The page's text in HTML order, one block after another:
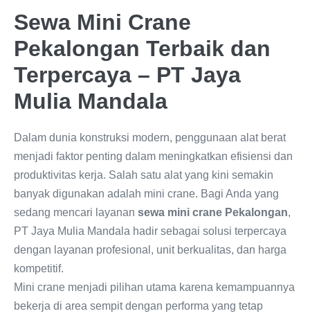
Sewa Mini Crane
Pekalongan Terbaik dan
Terpercaya – PT Jaya
Mulia Mandala
Dalam dunia konstruksi modern, penggunaan alat berat
menjadi faktor penting dalam meningkatkan efisiensi dan
produktivitas kerja. Salah satu alat yang kini semakin
banyak digunakan adalah mini crane. Bagi Anda yang
sedang mencari layanan sewa mini crane Pekalongan,
PT Jaya Mulia Mandala hadir sebagai solusi terpercaya
dengan layanan profesional, unit berkualitas, dan harga
kompetitif.
Mini crane menjadi pilihan utama karena kemampuannya
bekerja di area sempit dengan performa yang tetap